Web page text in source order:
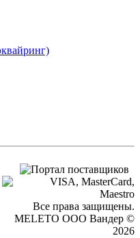
Все права защищены.
MELETO OOO Вандер ©
2026